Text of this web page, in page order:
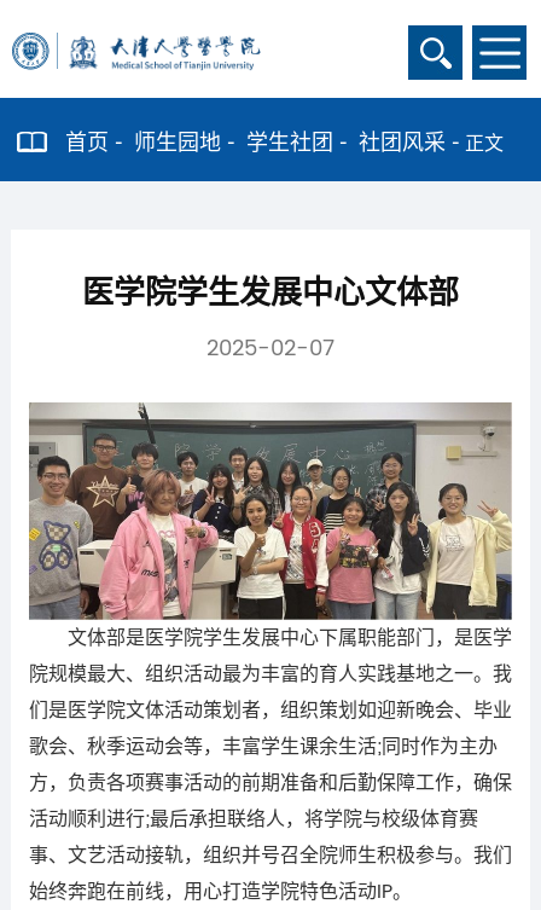
首页 师生园地 学生社团 社团风采 正文
医学院学生发展中心文体部
2025-02-07
文体部是医学院学生发展中心下属职能部门，是医学
院规模最大、组织活动最为丰富的育人实践基地之一。我
们是医学院文体活动策划者，组织策划如迎新晚会、毕业
歌会、秋季运动会等，丰富学生课余生活;同时作为主办
方，负责各项赛事活动的前期准备和后勤保障工作，确保
活动顺利进行;最后承担联络人，将学院与校级体育赛
事、文艺活动接轨，组织并号召全院师生积极参与。我们
始终奔跑在前线，用心打造学院特色活动IP。